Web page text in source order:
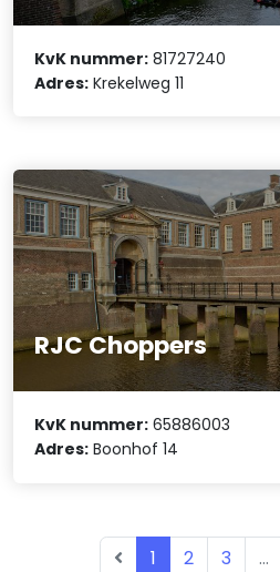
KvK nummer: 81727240
Adres: Krekelweg 11
RJC Choppers
KvK nummer: 65886003
Adres: Boonhof 14
1 2 3 ...